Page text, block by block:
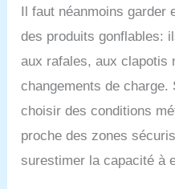
Il faut néanmoins garder
des produits gonflables:
aux rafales, aux clapotis
changements de
choisir des conditions
proche des zones
surestimer la capacité à